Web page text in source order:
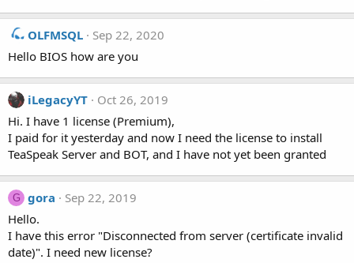
OLFMSQL
Sep 22, 2020
Hello BIOS how are you
iLegacyYT
Oct 26, 2019
Hi. I have 1 license (Premium),
I paid for it yesterday and now I need the license to install
TeaSpeak Server and BOT, and I have not yet been granted
G gora
Sep 22, 2019
Hello.
I have this error "Disconnected from server (certificate invalid
date)". I need new license?